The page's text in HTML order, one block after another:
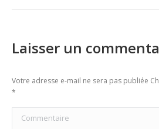
Laisser un
Votre adresse e-mail ne sera pas publiée
*
Commentaire